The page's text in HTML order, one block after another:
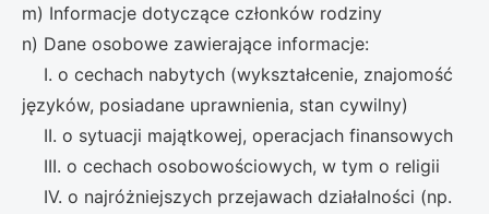
m) Informacje dotyczące członków rodziny
n) Dane osobowe zawierające informacje:
I. o cechach nabytych (wykształcenie, znajomość
języków, posiadane uprawnienia, stan cywilny)
II. o sytuacji majątkowej, operacjach finansowych
III. o cechach osobowościowych, w tym o religii
IV. o najróżniejszych przejawach działalności (np.